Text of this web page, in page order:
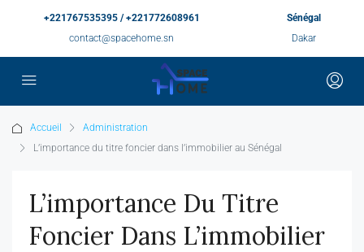
+221767535395 / +221772608961
contact@spacehome.sn
Sénégal
Dakar
Accueil
Administration
L’importance du titre foncier dans l’immobilier au Sénégal
L’importance Du Titre
Foncier Dans L’immobilier